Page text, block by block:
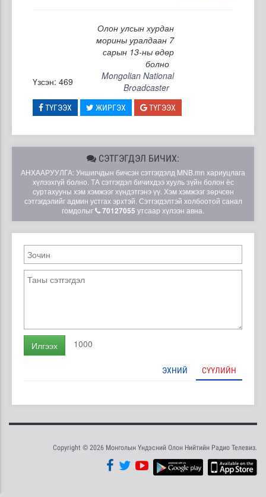
Олон улсын хурдан
морины уралдаан 7
сарын 13-ны өдөр
болно
Үзсэн: 469
Mongolian National
Broadcaster
ТҮГЭЭХ ЖИРГЭХ ТҮГЭЭХ
СЭТГЭГДЭЛ БИЧИХ:
АНХААРУУЛГА: Уншигчдын бичсэн сэтгэгдэлд MNB.mn хариуцлага
хүлээхгүй болно. ТА сэтгэгдэл бичихдээ хууль зүйн болон ёс
суртахууны хэм хэмжээг хүндэтгэнэ үү. Хэм хэмжээг зөрчсөн
сэтгэгдэлийг админ устгах эрхтэй. Сэтгэгдэлтэй холбоотой санал
гомдолыг
70127055 утсаар хүлээн авна.
Илгээх 1000
ЭХНИЙ СҮҮЛИЙН
Copyright © 2026 Монголын Үндэсний Олон Нийтийн Радио Телевиз.